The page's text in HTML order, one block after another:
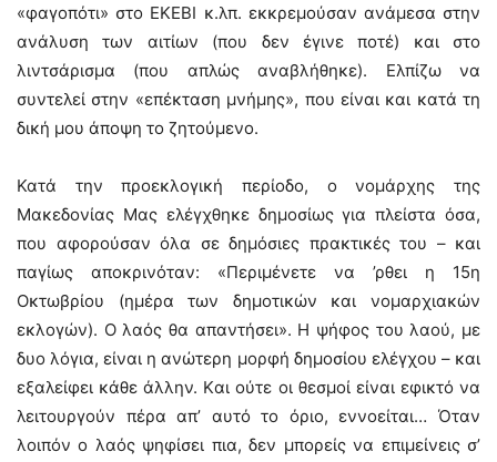
«φαγοπότι» στο ΕΚΕΒΙ κ.λπ. εκκρεμούσαν ανάμεσα στην
ανάλυση των αιτίων (που δεν έγινε ποτέ) και στο
λιντσάρισμα (που απλώς αναβλήθηκε). Ελπίζω να
συντελεί στην «επέκταση μνήμης», που είναι και κατά τη
δική μου άποψη το ζητούμενο.
Κατά την προεκλογική περίοδο, ο νομάρχης της
Μακεδονίας Μας ελέγχθηκε δημοσίως για πλείστα όσα,
που αφορούσαν όλα σε δημόσιες πρακτικές του – και
παγίως αποκρινόταν: «Περιμένετε να ’ρθει η 15η
Οκτωβρίου (ημέρα των δημοτικών και νομαρχιακών
εκλογών). O λαός θα απαντήσει». H ψήφος του λαού, με
δυο λόγια, είναι η ανώτερη μορφή δημοσίου ελέγχου – και
εξαλείφει κάθε άλλην. Kαι ούτε οι θεσμοί είναι εφικτό να
λειτουργούν πέρα απ’ αυτό το όριο, εννοείται… Όταν
λοιπόν ο λαός ψηφίσει πια, δεν μπορείς να επιμείνεις σ’